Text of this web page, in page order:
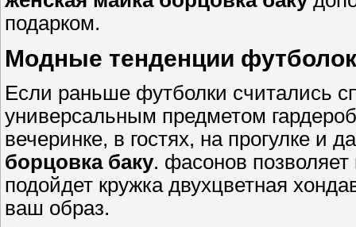
подарком.
Модные тенденции
Если раньше футболки считались
универсальным предметом
вечеринке, в гостях, на прогулке и
борцовка баку. фасонов
подойдет кружка двухцветная
ваш образ.